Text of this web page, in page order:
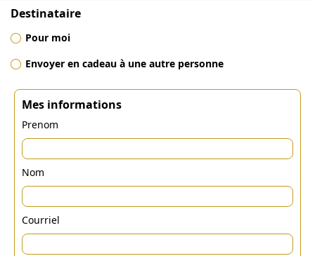
Destinataire
Pour moi
Envoyer en cadeau à une autre personne
Mes informations
Prenom
Nom
Courriel